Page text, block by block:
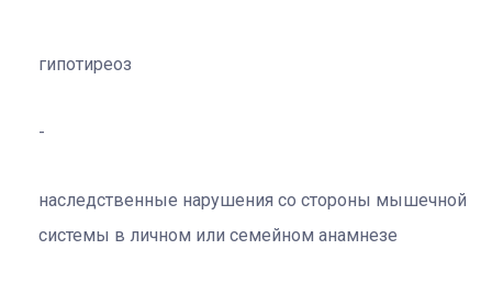
гипотиреоз
наследственные нарушения со стороны мышечной
системы в личном или семейном анамнезе